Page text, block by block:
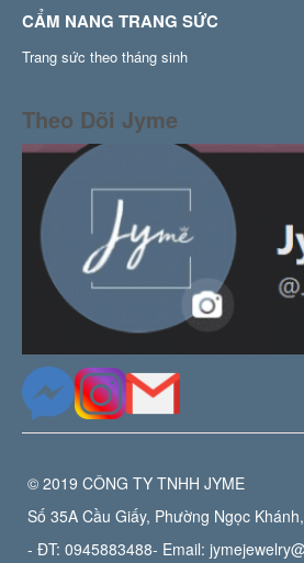
CẨM NANG TRANG SỨC
Trang sức theo tháng sinh
Theo Dõi Jyme
© 2019 CÔNG TY TNHH JYME
Số 35A Cầu Giấy, Phường Ngọc
- ĐT: 0945883488- Email: